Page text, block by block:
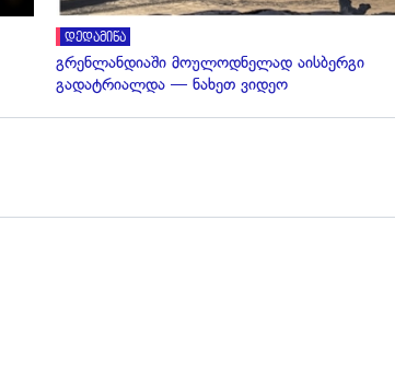
დედამიწა
გრენლანდიაში მოულოდნელად აისბერგი
გადატრიალდა — ნახეთ ვიდეო